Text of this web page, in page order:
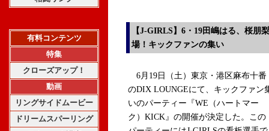
有料コンテンツ
特集
クローズアップ！
動画
リングサイドムービー
ドリームスパーリング
【J-GIRLS】6・19田嶋はる、桜朋
場！キックファンの集い
6月19日（土）東京・港区麻布十番
のDIX LOUNGEにて、キックファン
いのパーティー『WE（ハートマー
ク）KICK』の開催が決定した。この